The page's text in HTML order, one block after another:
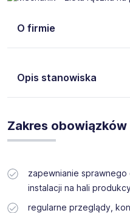
O firmie
Opis stanowiska
Uwielbiasz wyzwania
maszyny działają bez
dobrze naoliwiony
Zakres obowiązków
zapewnianie sprawnego
instalacji na hali
regularne przeglądy,